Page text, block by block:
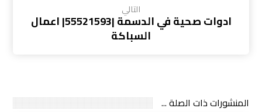
التالي
ادوات صحية في الدسمة |55521593| اعمال
السباكة
المنشورات ذات الصلة ...